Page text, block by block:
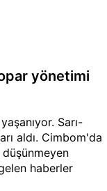
yönetimi
Sarı-
aldı. Cimbom'da
haberler